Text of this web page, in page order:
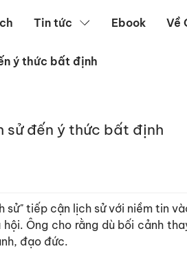
Tin tức Ebook Về
ý thức bất định
sử đến ý thức bất định
sử" tiếp cận lịch sử với niềm tin
Ông cho rằng dù bối cảnh
đạo đức.